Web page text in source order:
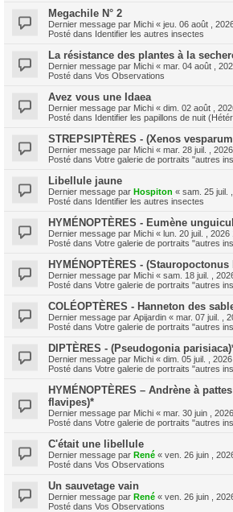
Megachile N° 2
Dernier message par Michi « jeu. 06 août ,
Posté dans Identifier les autres insectes
La résistance des plantes à la
Dernier message par Michi « mar. 04 août ,
Posté dans Vos Observations
Avez vous une Idaea
Dernier message par Michi « dim. 02 août ,
Posté dans Identifier les papillons de nuit
STREPSIPTÈRES - (Xenos
Dernier message par Michi « mar. 28 juil. ,
Posté dans Votre galerie de portraits "autres
Libellule jaune
Dernier message par Hospiton « sam. 25 juil.
Posté dans Identifier les autres insectes
HYMÉNOPTÈRES - Eumène
Dernier message par Michi « lun. 20 juil. , 2026
Posté dans Votre galerie de portraits "autres
HYMÉNOPTÈRES -
Dernier message par Michi « sam. 18 juil. ,
Posté dans Votre galerie de portraits "autres
COLÉOPTÈRES - Hanneton des
Dernier message par Apijardin « mar. 07 juil. ,
Posté dans Votre galerie de portraits "autres
DIPTÈRES - (Pseudogonia
Dernier message par Michi « dim. 05 juil. ,
Posté dans Votre galerie de portraits "autres
HYMÉNOPTÈRES – Andrène à
flavipes)*
Dernier message par Michi « mar. 30 juin ,
Posté dans Votre galerie de portraits "autres
C'était une libellule
Dernier message par René « ven. 26 juin ,
Posté dans Vos Observations
Un sauvetage vain
Dernier message par René « ven. 26 juin ,
Posté dans Vos Observations